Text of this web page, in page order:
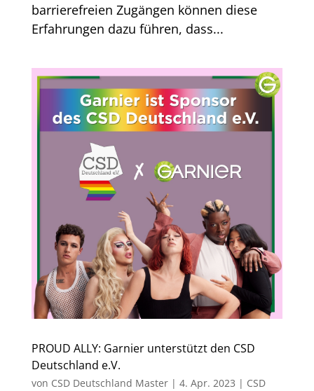
barrierefreien Zugängen können diese
Erfahrungen dazu führen, dass...
PROUD ALLY: Garnier unterstützt den CSD
Deutschland e.V.
von CSD Deutschland Master| 4. Apr. 2023 | CSD